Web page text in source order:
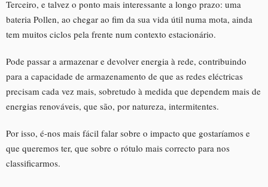
Terceiro, e talvez o ponto mais interessante a longo prazo: uma
bateria Pollen, ao chegar ao fim da sua vida útil numa mota, ainda
tem muitos ciclos pela frente num contexto estacionário.
Pode passar a armazenar e devolver energia à rede, contribuindo
para a capacidade de armazenamento de que as redes eléctricas
precisam cada vez mais, sobretudo à medida que dependem mais de
energias renováveis, que são, por natureza, intermitentes.
Por isso, é-nos mais fácil falar sobre o impacto que gostaríamos e
que queremos ter, que sobre o rótulo mais correcto para nos
classificarmos.